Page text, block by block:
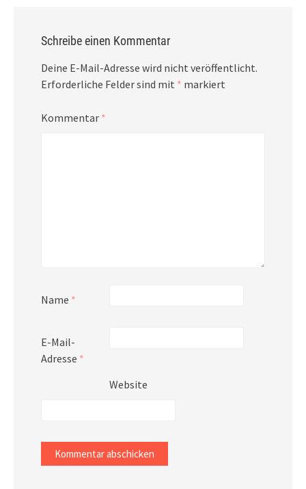
Schreibe einen Kommentar
Deine E-Mail-Adresse wird nicht veröffentlicht.
Erforderliche Felder sind mit * markiert
Kommentar *
Name *
E-Mail-
Adresse *
Website